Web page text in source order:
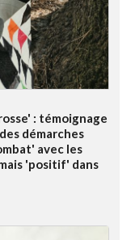
: témoignage
démarches
avec les
'positif' dans